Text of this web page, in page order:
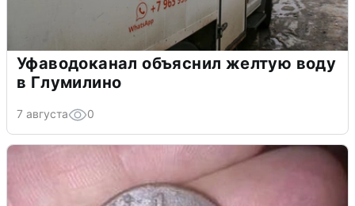
Уфаводоканал объяснил желтую воду
в Глумилино
7 августа 0